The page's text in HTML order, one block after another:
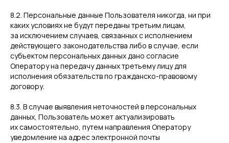
8.2. Персональные данные Пользователя никогда, ни при
каких условиях не будут переданы третьим лицам,
за исключением случаев, связанных с исполнением
действующего законодательства либо в случае, если
субъектом персональных данных дано согласие
Оператору на передачу данных третьему лицу для
исполнения обязательств по гражданско-правовому
договору.
8.3. В случае выявления неточностей в персональных
данных, Пользователь может актуализировать
их самостоятельно, путем направления Оператору
уведомление на адрес электронной почты